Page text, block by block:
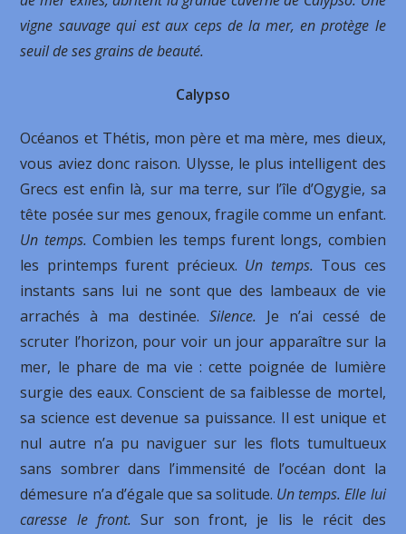
vigne sauvage qui est aux ceps de la mer, en protège le
seuil de ses grains de beauté.
Calypso
Océanos et Thétis, mon père et ma mère, mes dieux,
vous aviez donc raison. Ulysse, le plus intelligent des
Grecs est enfin là, sur ma terre, sur l’île d’Ogygie, sa
tête posée sur mes genoux, fragile comme un enfant.
Un temps. Combien les temps furent longs, combien
les printemps furent précieux. Un temps. Tous ces
instants sans lui ne sont que des lambeaux de vie
arrachés à ma destinée. Silence. Je n’ai cessé de
scruter l’horizon, pour voir un jour apparaître sur la
mer, le phare de ma vie : cette poignée de lumière
surgie des eaux. Conscient de sa faiblesse de mortel,
sa science est devenue sa puissance. Il est unique et
nul autre n’a pu naviguer sur les flots tumultueux
sans sombrer dans l’immensité de l’océan dont la
démesure n’a d’égale que sa solitude. Un temps. Elle lui
caresse le front.Sur son front, je lis le récit des